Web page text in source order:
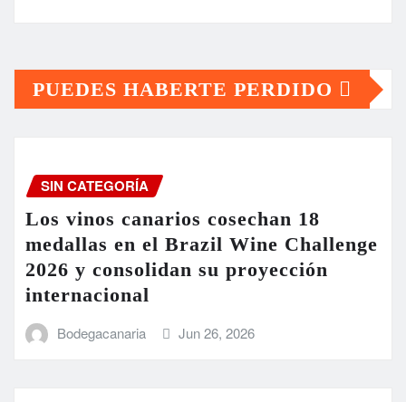
PUEDES HABERTE PERDIDO
SIN CATEGORÍA
Los vinos canarios cosechan 18
medallas en el Brazil Wine Challenge
2026 y consolidan su proyección
internacional
Bodegacanaria Jun 26, 2026